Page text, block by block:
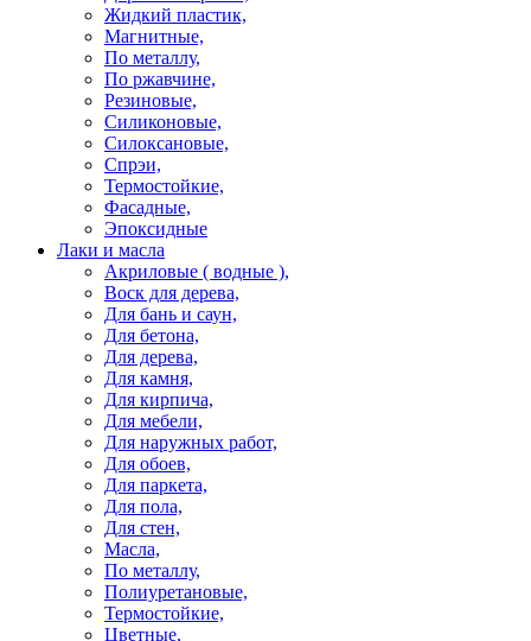
Жидкий пластик,
Магнитные,
По металлу,
По ржавчине,
Резиновые,
Силиконовые,
Силоксановые,
Спрэи,
Термостойкие,
Фасадные,
Эпоксидные
Лаки и масла
Акриловые ( водные ),
Воск для дерева,
Для бань и саун,
Для бетона,
Для дерева,
Для камня,
Для кирпича,
Для мебели,
Для наружных работ,
Для обоев,
Для паркета,
Для пола,
Для стен,
Масла,
По металлу,
Полиуретановые,
Термостойкие,
Цветные,